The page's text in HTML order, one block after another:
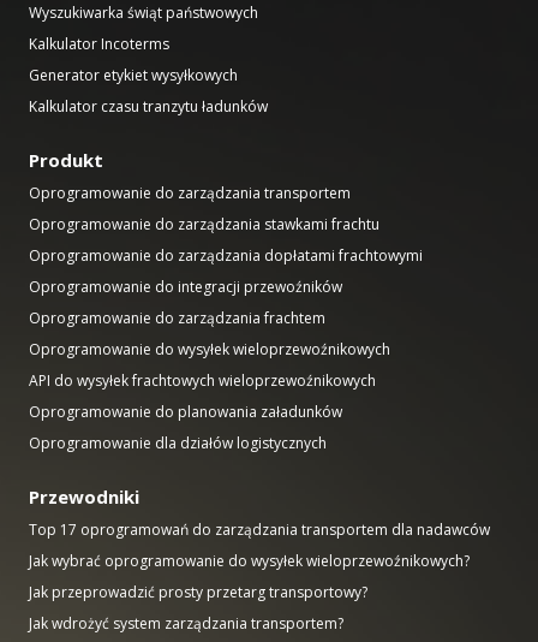
Wyszukiwarka świąt państwowych
Kalkulator Incoterms
Generator etykiet wysyłkowych
Kalkulator czasu tranzytu ładunków
Produkt
Oprogramowanie do zarządzania transportem
Oprogramowanie do zarządzania stawkami frachtu
Oprogramowanie do zarządzania dopłatami frachtowymi
Oprogramowanie do integracji przewoźników
Oprogramowanie do zarządzania frachtem
Oprogramowanie do wysyłek wieloprzewoźnikowych
API do wysyłek frachtowych wieloprzewoźnikowych
Oprogramowanie do planowania załadunków
Oprogramowanie dla działów logistycznych
Przewodniki
Top 17 oprogramowań do zarządzania transportem dla nadawców
Jak wybrać oprogramowanie do wysyłek wieloprzewoźnikowych?
Jak przeprowadzić prosty przetarg transportowy?
Jak wdrożyć system zarządzania transportem?